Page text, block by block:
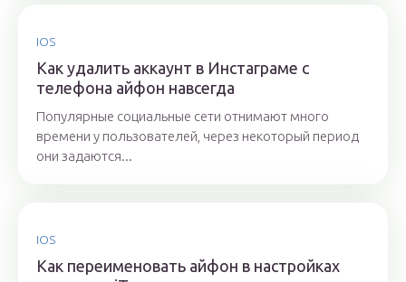
IOS
Как удалить аккаунт в Инстаграме с
телефона айфон навсегда
Популярные социальные сети отнимают много
времени у пользователей, через некоторый период
они задаются...
IOS
Как переименовать айфон в настройках